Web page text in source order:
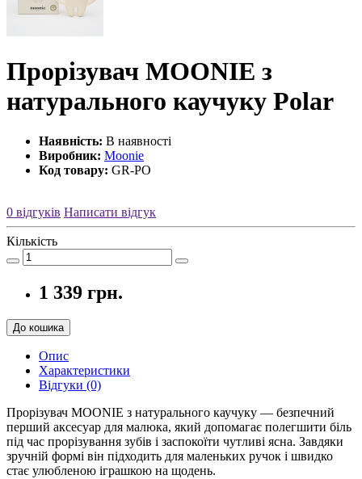
Прорізувач MOONIE з
натурального каучуку Polar
Наявність: В наявності
Виробник: Moonie
Код товару: GR-PO
0 відгуків Написати відгук
Кількість
1 339 грн.
До кошика
Опис
Характеристики
Відгуки (0)
Прорізувач MOONIE з натурального каучуку — безпечний
перший аксесуар для малюка, який допомагає полегшити біль
під час прорізування зубів і заспокоїти чутливі ясна. Завдяки
зручній формі він підходить для маленьких ручок і швидко
стає улюбленою іграшкою на щодень.